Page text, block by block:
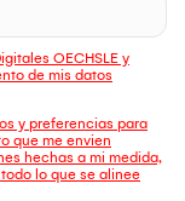
OECHSLE y
de mis datos
y preferencias para
que me envien
hechas a mi medida,
lo que se alinee